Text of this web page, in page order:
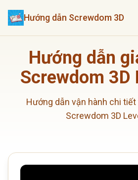
Hướng dẫn Screwdom 3D
Hướng dẫn
Screwdom 3D
Hướng dẫn vận hành chi
Screwdom 3D